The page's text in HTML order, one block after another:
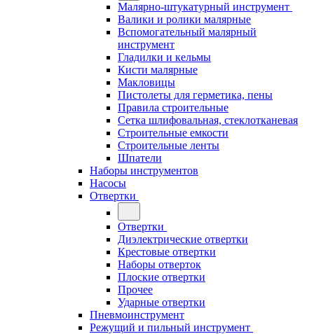
Малярно-штукатурный инструмент
Валики и ролики малярные
Вспомогательный малярный
инструмент
Гладилки и кельмы
Кисти малярные
Макловицы
Пистолеты для герметика, пены
Правила строительные
Сетка шлифовальная, стеклотканевая
Строительные емкости
Строительные ленты
Шпатели
Наборы инструментов
Насосы
Отвертки
Отвертки
Диэлектрические отвертки
Крестовые отвертки
Наборы отверток
Плоские отвертки
Прочее
Ударные отвертки
Пневмоинструмент
Режущий и пильный инструмент